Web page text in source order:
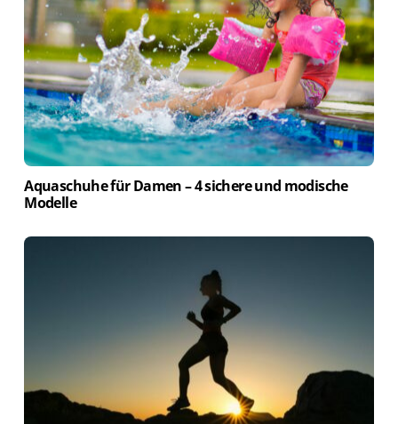
Aquaschuhe für Damen – 4 sichere und modische
Modelle